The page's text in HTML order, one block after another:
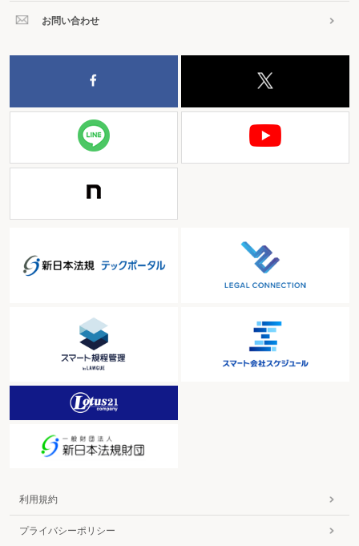
お問い合わせ
利用規約
プライバシーポリシー